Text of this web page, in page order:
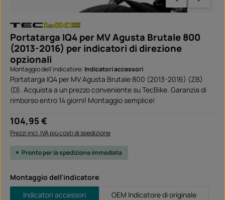
Portatarga IQ4 per MV Agusta Brutale 800
(2013-2016) per indicatori di direzione
opzionali
Montaggio dell'indicatore: Indicatori accessori
Portatarga IQ4 per MV Agusta Brutale 800 (2013-2016) (ZB)
(D). Acquista a un prezzo conveniente su TecBike. Garanzia di
rimborso entro 14 giorni! Montaggio semplice!
Prezzo normale:
104,95 €
Prezzi incl. IVA più costi di spedizione
Pronto per la spedizione immediata
Seleziona
Montaggio dell'indicatore
Indicatori accessori
OEM Indicatore di originale